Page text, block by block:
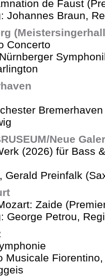
de Faust
Johannes Braun,
Concerto
Neue
(2026) für Bass
Gerald Preinfalk
Zaide
George Petrou,
Musicale